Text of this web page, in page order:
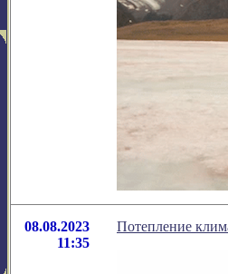
08.08.2023
11:35
Потепление